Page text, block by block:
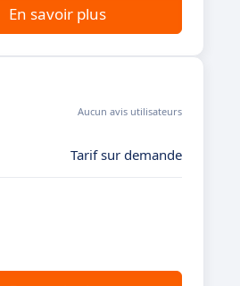
En savoir plus
Aucun avis utilisateurs
Tarif sur demande